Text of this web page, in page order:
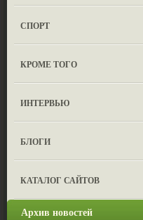
СПОРТ
КРОМЕ ТОГО
ИНТЕРВЬЮ
БЛОГИ
КАТАЛОГ САЙТОВ
Архив новостей